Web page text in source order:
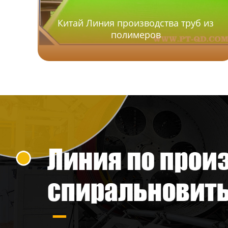
ребрами
Линия для однослойных
гофрированных труб
Экструзионная линия по
производству био-
наполнителей из
полиэтилена
Линия по производству
Китай Линия производства труб из
полимеров